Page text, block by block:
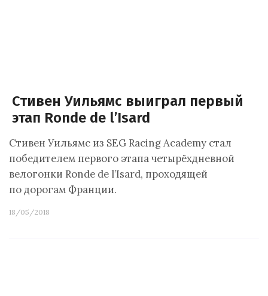
Стивен Уильямс выиграл первый
этап Ronde de l’Isard
Стивен Уильямс из SEG Racing Academy стал
победителем первого этапа четырёхдневной
велогонки Ronde de l’Isard, проходящей
по дорогам Франции.
18/05/2018